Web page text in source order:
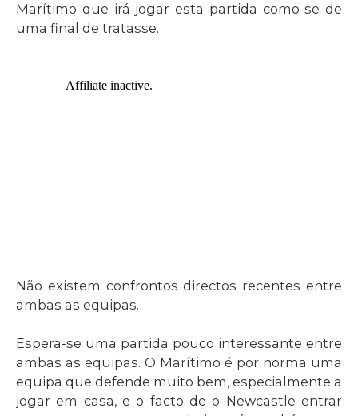
Marítimo que irá jogar esta partida como se de
uma final de tratasse.
Não existem confrontos directos recentes entre
ambas as equipas.
Espera-se uma partida pouco interessante entre
ambas as equipas. O Marítimo é por norma uma
equipa que defende muito bem, especialmente a
jogar em casa, e o facto de o Newcastle entrar